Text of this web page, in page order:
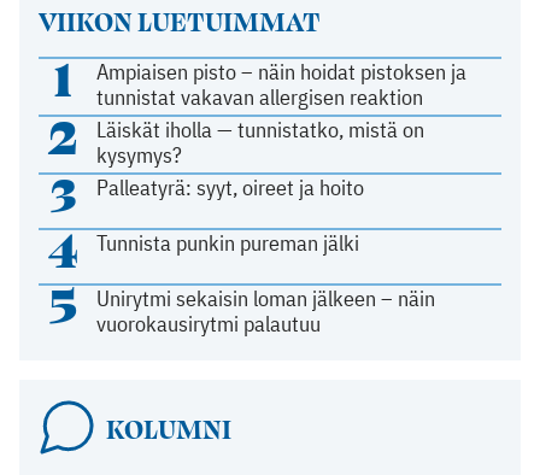
VIIKON LUETUIMMAT
1
Ampiaisen pisto – näin hoidat pistoksen ja
tunnistat vakavan allergisen reaktion
2
Läiskät iholla — tunnistatko, mistä on
kysymys?
3 Palleatyrä: syyt, oireet ja hoito
4 Tunnista punkin pureman jälki
5
Unirytmi sekaisin loman jälkeen – näin
vuorokausirytmi palautuu
KOLUMNI